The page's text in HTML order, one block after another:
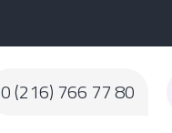
0 (216) 766 77 80